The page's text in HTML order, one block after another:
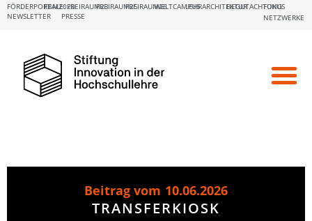
NEWSLETTER PRESSE
FÖRDERPORTALE:
FBM2020FREIRAUM23FREIRAUM25FREIRAUM26WELTCAMPUSLEHRARCHITEKTURBEGUTACHTUNG
FOKUS
NETZWERKE
Beitrag vom 10.06.2026
TRANSFERKIOSK